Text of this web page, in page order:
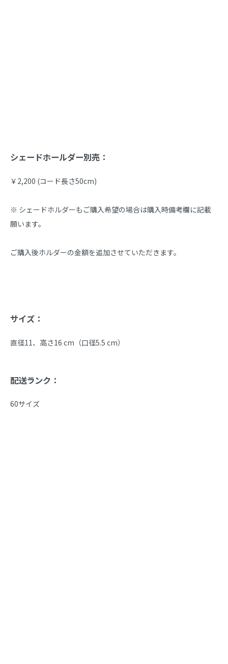
シェードホールダー別売：
￥2,200 (コード長さ50cm)
※ シェードホルダーもご購入希望の場合は購入時備考欄に記載
願います。
ご購入後ホルダーの金額を追加させていただきます。
サイズ：
直径11、高さ16 cm（口径5.5 cm）
配送ランク：